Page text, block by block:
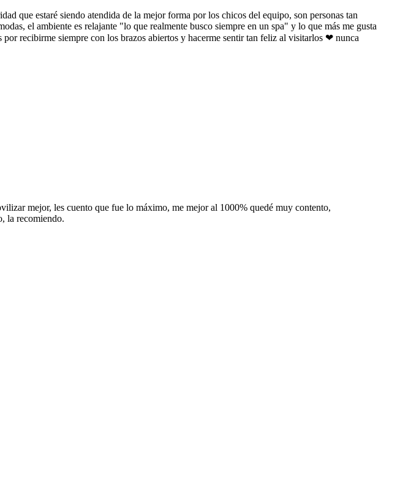
que estaré siendo atendida de la mejor forma por los chicos del equipo, son personas tan
el ambiente es relajante "lo que realmente busco siempre en un spa" y lo que más me gusta
recibirme siempre con los brazos abiertos y hacerme sentir tan feliz al visitarlos ❤ nunca
mejor, les cuento que fue lo máximo, me mejor al 1000% quedé muy contento,
la recomiendo.